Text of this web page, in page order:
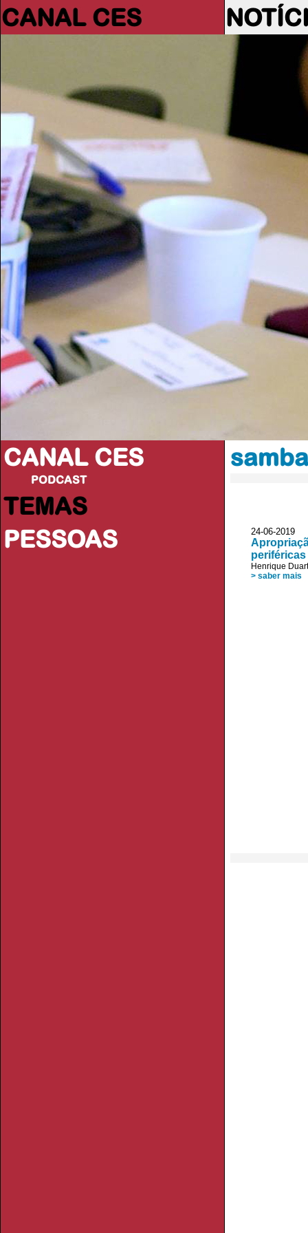
CANAL CES
CANAL CES
PODCAST
TEMAS
PESSOAS
samba
24-06-
Henrique
> saber mais